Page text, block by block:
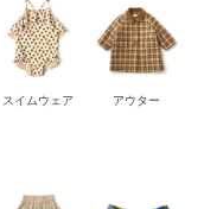
スイムウェア アウター